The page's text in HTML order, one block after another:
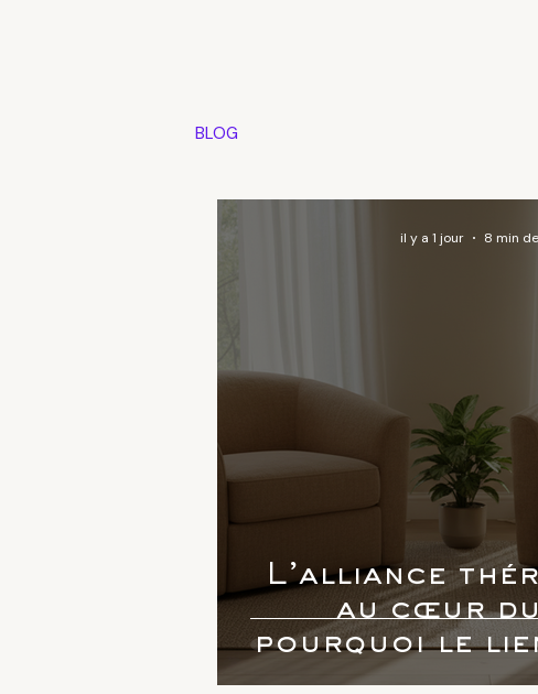
BLOG
L’alliance
au cœur
pourquoi le
la
il y a 1 jour 8 min